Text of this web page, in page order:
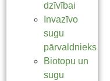
dzīvībai
Invazīvo
sugu
pārvaldnieks
Biotopu un
sugu